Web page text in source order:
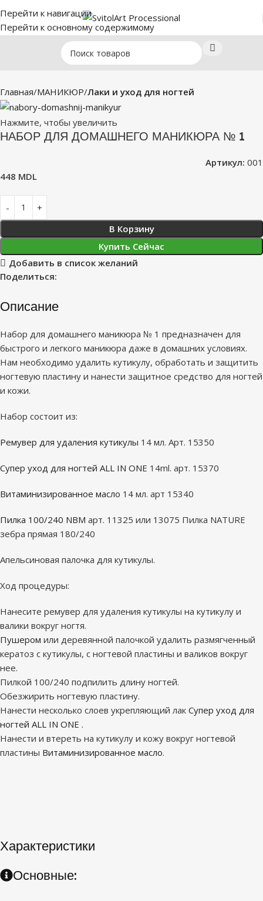
Перейти к навигации
Перейти к основному содержимому
Главная МАНИКЮР Лаки и уход для ногтей
Нажмите, чтобы увеличить
НАБОР ДЛЯ ДОМАШНЕГО МАНИКЮРА № 1
Артикул: 001
448 MDL
В Корзину
Купить Сейчас
Добавить в список желаний
Поделиться:
Описание
Набор для домашнего маникюра № 1 предназначен для
быстрого и легкого маникюра даже в домашних условиях.
Нам необходимо удалить кутикулу, обработать и защитить
ногтевую пластину и нанести защитное средство для ногтей
и кожи.
Набор состоит из:
Ремувер для удаления кутикулы 14 мл. Арт. 15350
Супер уход для ногтей ALL IN ONE 14ml. арт. 15370
Витаминизированное масло 14 мл. арт 15340
Пилка 100/240 NBM арт. 11325 или 13075 Пилка NATURE
зебра прямая 180/240
Апельсиновая палочка для кутикулы.
Ход процедуры:
Нанесите ремувер для удаления кутикулы на кутикулу и
валики вокруг ногтя.
Пушером или деревянной палочкой удалить размягченный
кератоз с кутикулы, с ногтевой пластины и валиков вокруг
нее.
Пилкой 100/240 подпилить длину ногтей.
Обезжирить ногтевую пластину.
Нанести несколько слоев укрепляющий лак Супер уход для
ногтей ALL IN ONE .
Нанести и втереть на кутикулу и кожу вокруг ногтевой
пластины Витаминизированное масло.
Характеристики
Основные: